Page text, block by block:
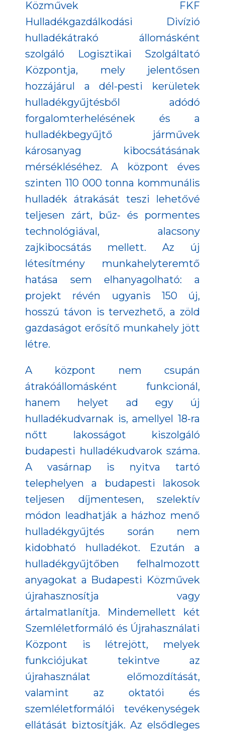
Közművek FKF
Hulladékgazdálkodási Divízió
hulladékátrakó állomásként
szolgáló Logisztikai Szolgáltató
Központja, mely jelentősen
hozzájárul a dél-pesti kerületek
hulladékgyűjtésből adódó
forgalomterhelésének és a
hulladékbegyűjtő járművek
károsanyag kibocsátásának
mérsékléséhez. A központ éves
szinten 110 000 tonna kommunális
hulladék átrakását teszi lehetővé
teljesen zárt, bűz- és pormentes
technológiával, alacsony
zajkibocsátás mellett. Az új
létesítmény munkahelyteremtő
hatása sem elhanyagolható: a
projekt révén ugyanis 150 új,
hosszú távon is tervezhető, a zöld
gazdaságot erősítő munkahely jött
létre.
A központ nem csupán
átrakóállomásként funkcionál,
hanem helyet ad egy új
hulladékudvarnak is, amellyel 18-ra
nőtt lakosságot kiszolgáló
budapesti hulladékudvarok száma.
A vasárnap is nyitva tartó
telephelyen a budapesti lakosok
teljesen díjmentesen, szelektív
módon leadhatják a házhoz menő
hulladékgyűjtés során nem
kidobható hulladékot. Ezután a
hulladékgyűjtőben felhalmozott
anyagokat a Budapesti Közművek
újrahasznosítja vagy
ártalmatlanítja. Mindemellett két
Szemléletformáló és Újrahasználati
Központ is létrejött, melyek
funkciójukat tekintve az
újrahasználat előmozdítását,
valamint az oktatói és
szemléletformálói tevékenységek
ellátását biztosítják. Az elsődleges